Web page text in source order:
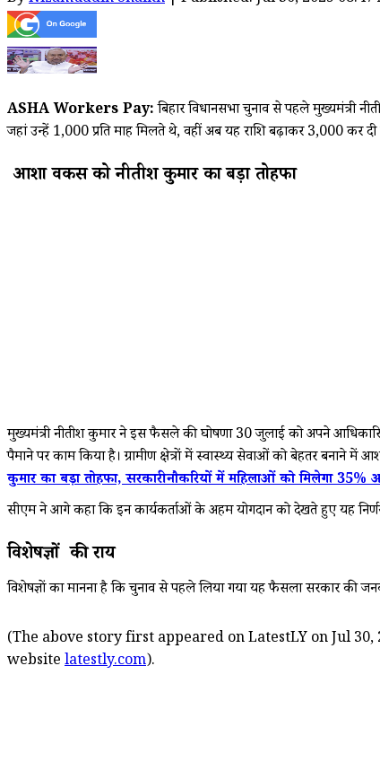
ASHA Workers Pay:बिहार विधानसभा चुनाव से पहले मुख्यमंत्री
जहां उन्हें ₹1,000 प्रति माह मिलते थे, वहीं अब यह राशि बढ़ाकर ₹3,000 कर
आशा वर्कर्स को नीतीश कुमार का बड़ा तोहफा
मुख्यमंत्री नीतीश कुमार ने इस फैसले की घोषणा 30 जुलाई को अपने
पैमाने पर काम किया है। ग्रामीण क्षेत्रों में स्वास्थ्य सेवाओं को बेहतर बनाने में
कुमार का बड़ा तोहफा, सरकारी नौकरियों में महिलाओं को मिलेगा 35%
सीएम ने आगे कहा कि इन कार्यकर्ताओं के अहम योगदान को देखते हुए यह
विशेषज्ञों की राय
विशेषज्ञों का मानना है कि चुनाव से पहले लिया गया यह फैसला सरकार की
(The above story first appeared on LatestLY on Jul
website latestly.com).